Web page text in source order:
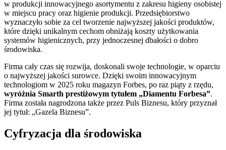
w produkcji innowacyjnego asortymentu z zakresu higieny osobistej
w miejscu pracy oraz higienie produkcji. Przedsiębiorstwo
wyznaczyło sobie za cel tworzenie najwyższej jakości produktów,
które dzięki unikalnym cechom obniżają koszty użytkowania
systemów higienicznych, przy jednoczesnej dbałości o dobro
środowiska.
Firma cały czas się rozwija, doskonali swoje technologie, w oparciu
o najwyższej jakości surowce. Dzięki swoim innowacyjnym
technologiom w 2025 roku magazyn Forbes, po raz piąty z rzędu,
wyróżnia Smarth prestiżowym tytułem „Diamentu Forbesa”.
Firma została nagrodzona także przez Puls Biznesu, który przyznał
jej tytuł: „Gazela Biznesu”.
Cyfryzacja dla środowiska